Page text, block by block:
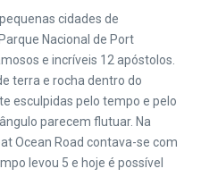
cidades de
Nacional de Port
e incríveis 12 apóstolos.
terra e rocha dentro do
esculpidas pelo tempo e pelo
parecem flutuar. Na
Ocean Road contava-se com
levou 5 e hoje é possível